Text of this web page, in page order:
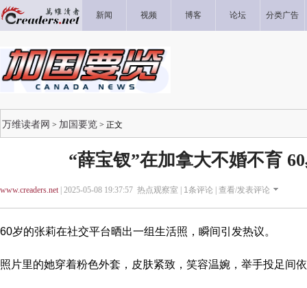
新闻 视频 博客 论坛 分类广告
万维读者网 > 加国要览 > 正文
“薛宝钗”在加拿大不婚不育
www.creaders.net| 2025-05-08 19:37:57 热点观察室 | 1条评论 | 查看/发表评论
60岁的张莉在社交平台晒出一组生活照，瞬间引发热议。
照片里的她穿着粉色外套，皮肤紧致，笑容温婉，举手投足间